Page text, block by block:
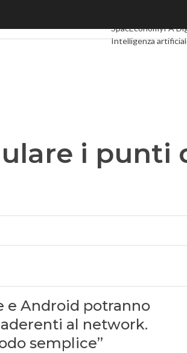
SpacEconomyPA
Intelligenza
i punti
e Android potranno
al network.
semplice”